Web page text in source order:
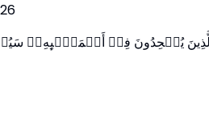
یُلۡحِدُونَ فِیۤ أَسۡمَـٰۤىِٕهِۦۚ